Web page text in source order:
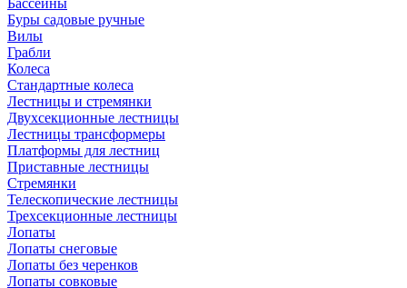
Бассейны
Буры садовые ручные
Вилы
Грабли
Колеса
Стандартные колеса
Лестницы и стремянки
Двухсекционные лестницы
Лестницы трансформеры
Платформы для лестниц
Приставные лестницы
Стремянки
Телескопические лестницы
Трехсекционные лестницы
Лопаты
Лопаты снеговые
Лопаты без черенков
Лопаты совковые